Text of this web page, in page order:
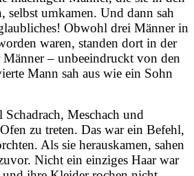
selbst umkamen. Und dann sah
Obwohl drei Männer in
waren, standen dort in der
– unbeeindruckt von den
Mann sah aus wie ein Sohn
Schadrach, Meschach und
zu treten. Das war ein Befehl,
Als sie herauskamen, sahen
Nicht ein einziges Haar war